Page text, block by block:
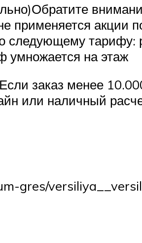
применяется акции
следующему тарифу:
умножается на этаж
заказ менее
или наличный
gres/